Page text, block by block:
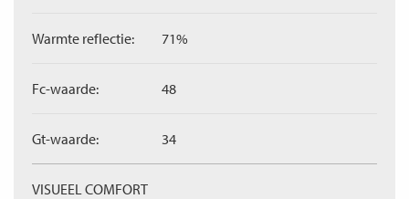
Warmte reflectie: 71%
Fc-waarde: 48
Gt-waarde: 34
VISUEEL COMFORT